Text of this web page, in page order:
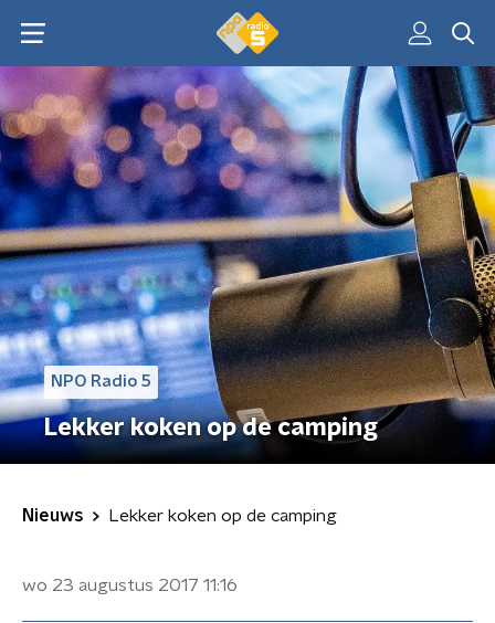
NPO Radio 5
Lekker koken op de camping
Nieuws Lekker koken op de camping
wo 23 augustus 2017 11:16